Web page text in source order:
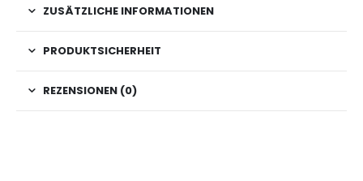
ZUSÄTZLICHE INFORMATIONEN
PRODUKTSICHERHEIT
REZENSIONEN (0)